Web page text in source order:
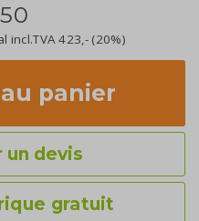
incl.TVA423,- (20%)
au panier
un devis
gratuit